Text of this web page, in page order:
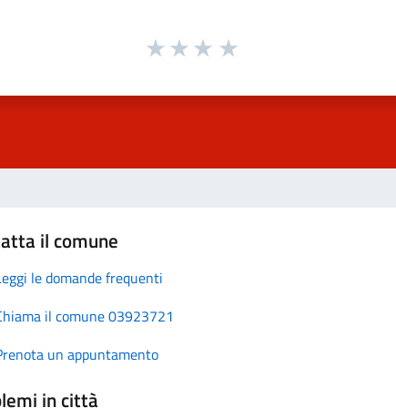
il comune
le domande frequenti
il comune 03923721
un appuntamento
in città